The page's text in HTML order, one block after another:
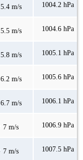
5.4 m/s 1004.2 hPa
5.5 m/s 1004.6 hPa
5.8 m/s 1005.1 hPa
6.2 m/s 1005.6 hPa
6.7 m/s 1006.1 hPa
7 m/s 1006.9 hPa
7 m/s 1007.5 hPa